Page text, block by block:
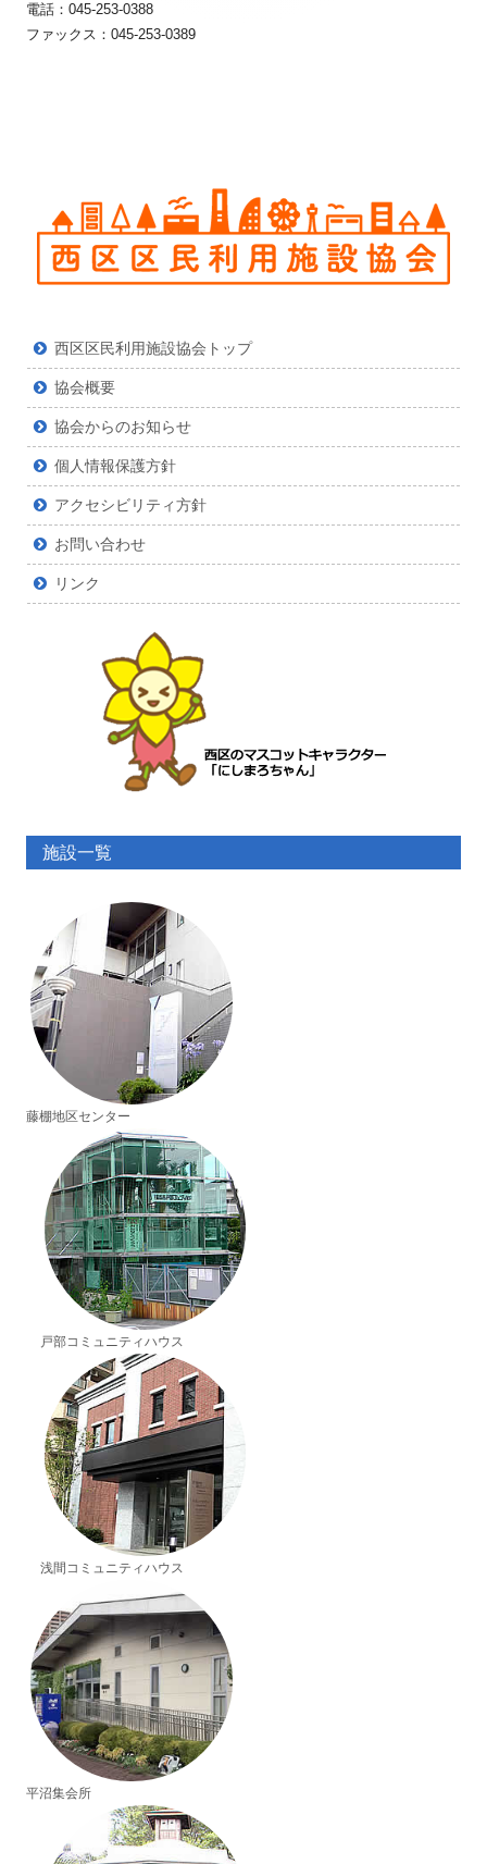
ン
テ
ン
電話：045-253-0388
ファックス：045-253-0389
西区区民利用施設協会トップ
協会概要
協会からのお知らせ
個人情報保護方針
アクセシビリティ方針
お問い合わせ
リンク
施設一覧
藤棚地区センター
戸部コミュニティハウス
浅間コミュニティハウス
平沼集会所